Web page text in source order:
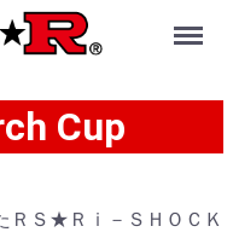
Menu
Cup
ＲＳ★Ｒｉ－ＳＨＯＣＫ